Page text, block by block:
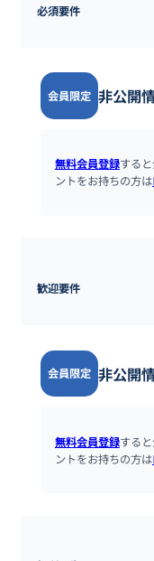
必須要件
会員限定 非公開
無料会員登録する
ントをお持ちの方は
歓迎要件
会員限定 非公開
無料会員登録する
ントをお持ちの方は